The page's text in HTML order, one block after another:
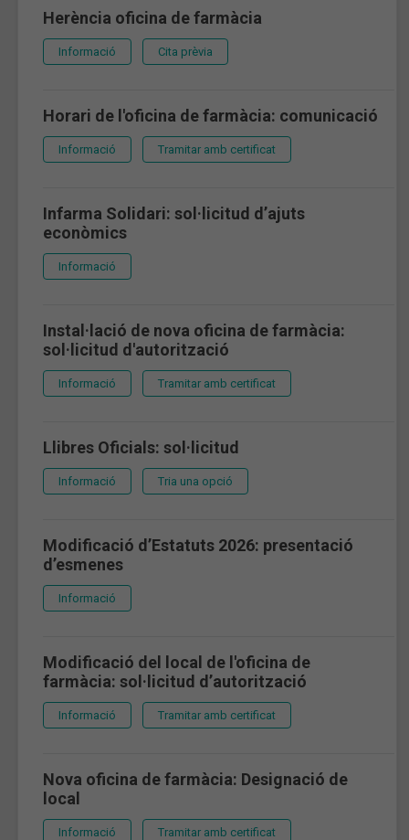
Herència oficina de farmàcia
Informació Cita prèvia
Horari de l'oficina de farmàcia: comunicació
Informació Tramitar amb certificat
Infarma Solidari: sol·licitud d’ajuts
econòmics
Informació
Instal·lació de nova oficina de farmàcia:
sol·licitud d'autorització
Informació Tramitar amb certificat
Llibres Oficials: sol·licitud
Informació Tria una opció
Modificació d’Estatuts 2026: presentació
d’esmenes
Informació
Modificació del local de l'oficina de
farmàcia: sol·licitud d’autorització
Informació Tramitar amb certificat
Nova oficina de farmàcia: Designació de
local
Informació Tramitar amb certificat